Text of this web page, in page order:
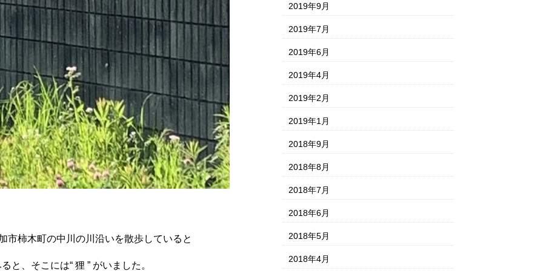
柿木町の中川の川沿いを散歩していると
と、そこには“ 狸 ” がいました。
2019年9月
2019年7月
2019年6月
2019年4月
2019年2月
2019年1月
2018年9月
2018年8月
2018年7月
2018年6月
2018年5月
2018年4月